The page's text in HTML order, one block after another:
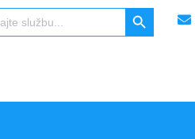
Search Button